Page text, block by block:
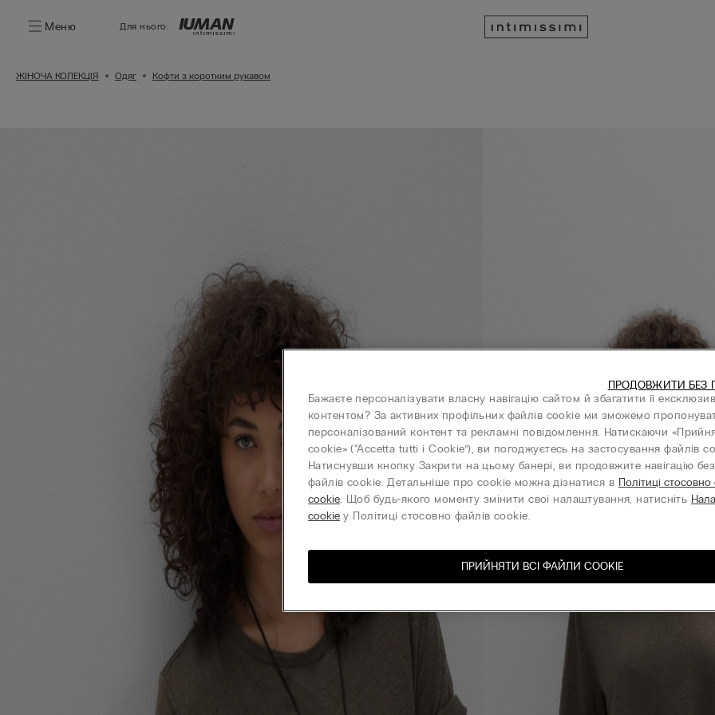
Меню Для нього:
ЖІНОЧА КОЛЕКЦІЯ Одяг Кофти з коротким рукавом
Бажаєте персоналізувати власну навігацію сайтом й збагатити її
контентом? За активних профільних файлів cookie ми зможемо
персоналізований контент та рекламні повідомлення. Натискаючи
cookie» (“Accetta tutti i Cookie”), ви погоджуєтесь на застосування файлів
Натиснувши кнопку Закрити на цьому банері, ви продовжите навігацію без
файлів cookie. Детальніше про cookie можна дізнатися в Політиці стосовно
cookie. Щоб будь-якого моменту змінити свої налаштування, натисніть
cookie у Політиці стосовно файлів cookie.
ПРИЙНЯТИ ВСІ ФАЙЛИ СOOKIE
ПРОДОВЖИТИ БЕЗ